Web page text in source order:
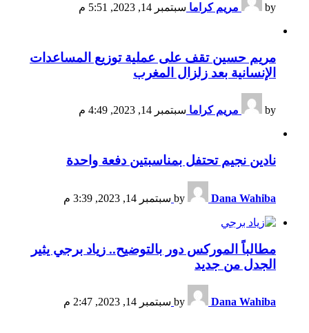
by مريم كراما سبتمبر 14, 2023, 5:51 م
مريم حسين تقف على عملية توزيع المساعدات
الإنسانية بعد زلزال المغرب
by مريم كراما سبتمبر 14, 2023, 4:49 م
نادين نجيم تحتفل بمناسبتين دفعة واحدة
by Dana Wahiba سبتمبر 14, 2023, 3:39 م
مطالباً الموركس دور بالتوضيح.. زياد برجي يثير
الجدل من جديد
by Dana Wahiba سبتمبر 14, 2023, 2:47 م